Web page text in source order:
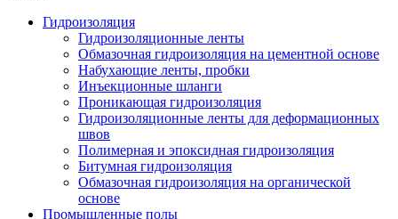
Гидроизоляция
Гидроизоляционные ленты
Обмазочная гидроизоляция на цементной основе
Набухающие ленты, пробки
Инъекционные шланги
Проникающая гидроизоляция
Гидроизоляционные ленты для деформационных
швов
Полимерная и эпоксидная гидроизоляция
Битумная гидроизоляция
Обмазочная гидроизоляция на органической
основе
Промышленные полы